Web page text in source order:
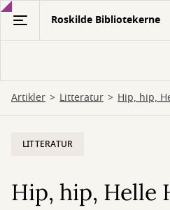
Gå
hovedindhold
Roskilde Bibliotekerne
Artikler Litteratur Hip, hip,
LITTERATUR
Hip, hip, Helle